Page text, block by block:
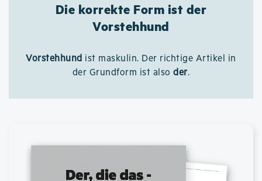
Die korrekte Form ist der
Vorstehhund
Vorstehhund ist maskulin. Der richtige Artikel in
der Grundform ist alsoder.